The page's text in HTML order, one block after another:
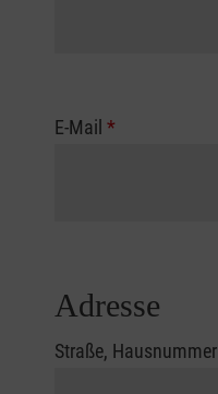
E-Mail *
Adresse
Straße, Hausnummer